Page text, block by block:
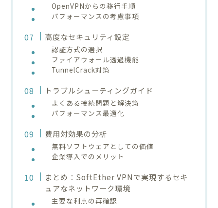
OpenVPNからの移行手順
パフォーマンスの考慮事項
高度なセキュリティ設定
認証方式の選択
ファイアウォール透過機能
TunnelCrack対策
トラブルシューティングガイド
よくある接続問題と解決策
パフォーマンス最適化
費用対効果の分析
無料ソフトウェアとしての価値
企業導入でのメリット
まとめ：SoftEther VPNで実現するセキ
ュアなネットワーク環境
主要な利点の再確認